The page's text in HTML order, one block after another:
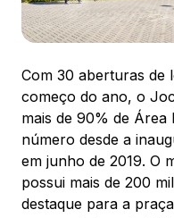
CONTATO
WhatsApp
Com 30 aberturas de
começo do ano, o
mais de 90% de
número desde a
em junho de 2019. O
possui mais de 200
destaque para a